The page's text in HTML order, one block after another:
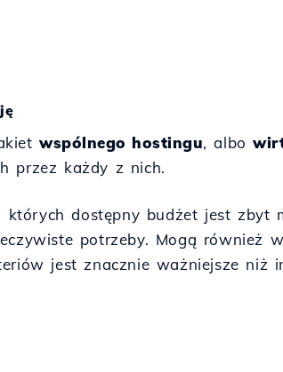
wspólnego hostingu, albo
przez każdy z nich.
dostępny budżet jest zbyt
potrzeby. Mogą również
jest znacznie ważniejsze niż